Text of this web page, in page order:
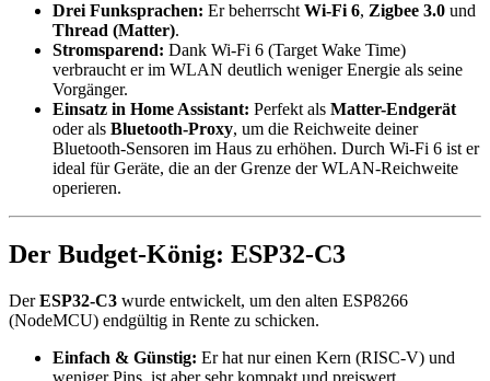
Drei Funksprachen: Er beherrscht Wi-Fi 6, Zigbee 3.0 und
Thread (Matter).
Stromsparend: Dank Wi-Fi 6 (Target Wake Time)
verbraucht er im WLAN deutlich weniger Energie als seine
Vorgänger.
Einsatz in Home Assistant: Perfekt als Matter-Endgerät
oder als Bluetooth-Proxy, um die Reichweite deiner
Bluetooth-Sensoren im Haus zu erhöhen. Durch Wi-Fi 6 ist er
ideal für Geräte, die an der Grenze der WLAN-Reichweite
operieren.
Der Budget-König: ESP32-C3
DerESP32-C3 wurde entwickelt, um den alten ESP8266
(NodeMCU) endgültig in Rente zu schicken.
Einfach & Günstig: Er hat nur einen Kern (RISC-V) und